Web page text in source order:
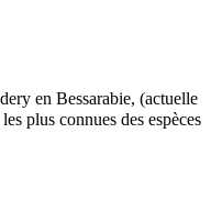
en Bessarabie, (actuelle
plus connues des espèces